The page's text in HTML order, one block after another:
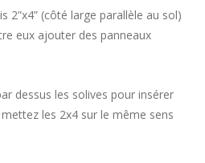
2”x4” (côté large parallèle au sol)
eux ajouter des panneaux
dessus les solives pour insérer
les 2x4 sur le même sens